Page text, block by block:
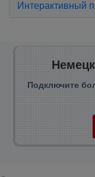
Интерактивный
Подключите